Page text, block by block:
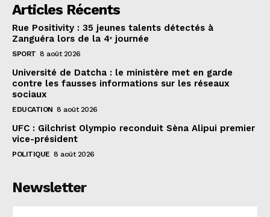
Articles Récents
Rue Positivity : 35 jeunes talents détectés à
Zanguéra lors de la 4ᵉ journée
SPORT 8 août 2026
Université de Datcha : le ministère met en garde
contre les fausses informations sur les réseaux
sociaux
EDUCATION 8 août 2026
UFC : Gilchrist Olympio reconduit Sèna Alipui premier
vice-président
POLITIQUE 8 août 2026
Newsletter